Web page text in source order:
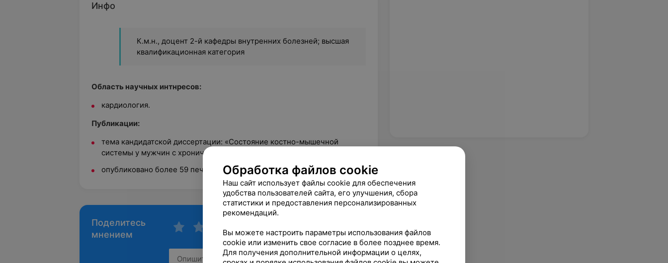
Инфо
К.м.н., доцент 2-й кафедры внутренних болезней; высшая
квалификационная категория
Область научных интнресов:
кардиология.
Публикации:
тема кандидатской диссертации: «Состояние костно-мышечной
системы у мужчин с хронической обструктивной болезнбю легких»;
опубликовано более 59 печатных работ.
Поделитесь
мнением
Обработка файлов cookie
Наш сайт использует файлы cookie для обеспечения
удобства пользователей сайта, его улучшения, сбора
статистики и предоставления персонализированных
рекомендаций.
Вы можете настроить параметры использования файлов
cookie или изменить свое согласие в более позднее время.
Для получения дополнительной информации о целях,